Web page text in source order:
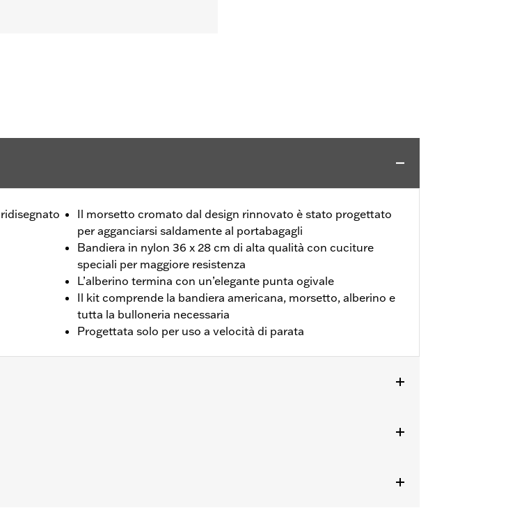
Il morsetto cromato dal design rinnovato è stato progettato
per agganciarsi saldamente al portabagagli
Bandiera in nylon 36 x 28 cm di alta qualità con cuciture
speciali per maggiore resistenza
L’alberino termina con un’elegante punta ogivale
Il kit comprende la bandiera americana, morsetto, alberino e
tutta la bulloneria necessaria
Progettata solo per uso a velocità di parata
a tutti i portabagagli con barra esterna rotonda da 0,5 pollici di diametro.